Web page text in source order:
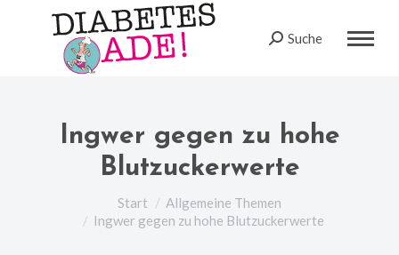
Search:
Suche
Ingwer gegen zu hohe
Blutzuckerwerte
Sie befinden sich hier:
Start
Allgemeine Themen
Ingwer gegen zu hohe Blutzuckerwerte